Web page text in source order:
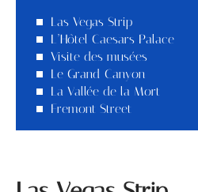
Las Vegas Strip
L’Hôtel Caesars Palace
Visite des musées
Le Grand Canyon
La Vallée de la Mort
Fremont Street